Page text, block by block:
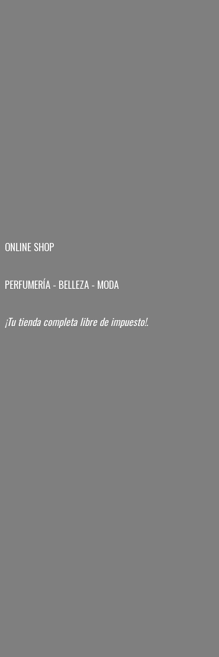
ONLINE SHOP
PERFUMERÍA - BELLEZA - MODA
¡Tu tienda completa librede impuesto!.